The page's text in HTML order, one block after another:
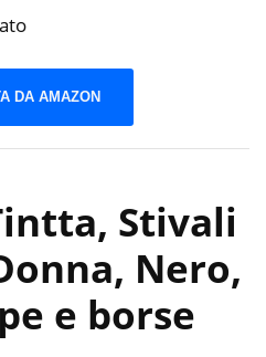
DA AMAZON
Stivali
Nero,
e borse